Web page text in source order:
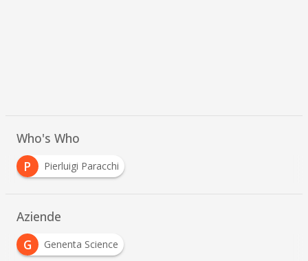
Who's Who
P
Pierluigi Paracchi
Aziende
G
Genenta Science